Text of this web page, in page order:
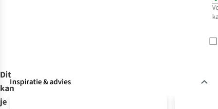
Dit
kan
je
Inspiratie & advies